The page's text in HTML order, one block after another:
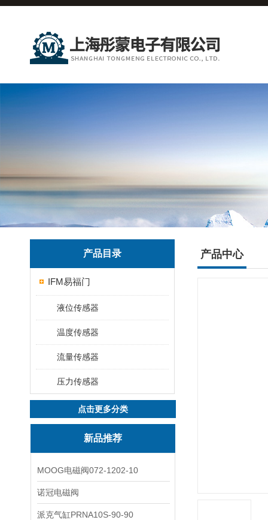
产品目录
IFM易福门
液位传感器
温度传感器
流量传感器
压力传感器
点击更多分类
新品推荐
MOOG电磁阀072-1202-10
诺冠电磁阀
派克气缸PRNA10S-90-90
产品中心